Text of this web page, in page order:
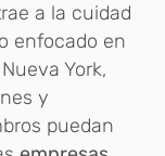
a la cuidad
enfocado en
York,
y
puedan